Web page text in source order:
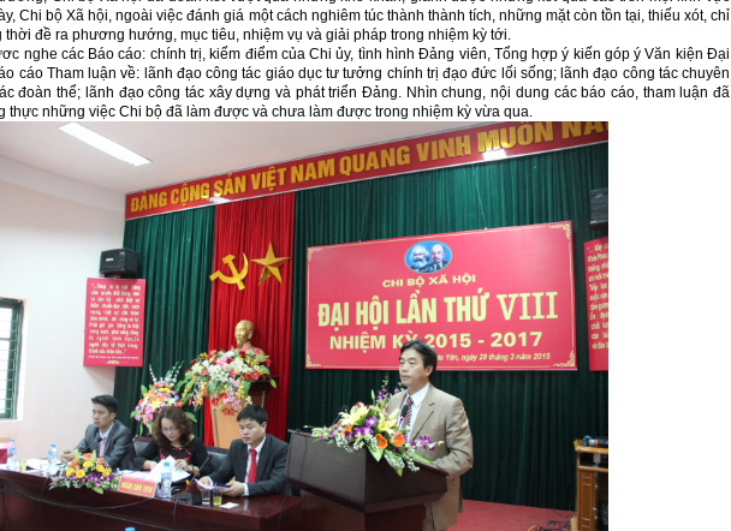
Chi bộ Xã hội, ngoài việc đánh giá một cách nghiêm túc thành thành tích, những mặt còn tồn tại, thiếu xót, chỉ
thời đề ra phương hướng, mục tiêu, nhiệm vụ và giải pháp trong nhiệm kỳ tới.
nghe các Báo cáo: chính trị, kiểm điểm của Chi ủy, tình hình Đảng viên, Tổng hợp ý kiến góp ý Văn kiện Đại
cáo Tham luận về: lãnh đạo công tác giáo dục tư tưởng chính trị đạo đức lối sống; lãnh đạo công tác chuyên
đoàn thể; lãnh đạo công tác xây dựng và phát triển Đảng. Nhìn chung, nội dung các báo cáo, tham luận đã
thực những việc Chi bộ đã làm được và chưa làm được trong nhiệm kỳ vừa qua.